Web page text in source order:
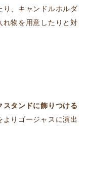
り、キャンドルホルダ
れ物を用意したりと対
スタンドに飾りつける
りゴージャスに演出